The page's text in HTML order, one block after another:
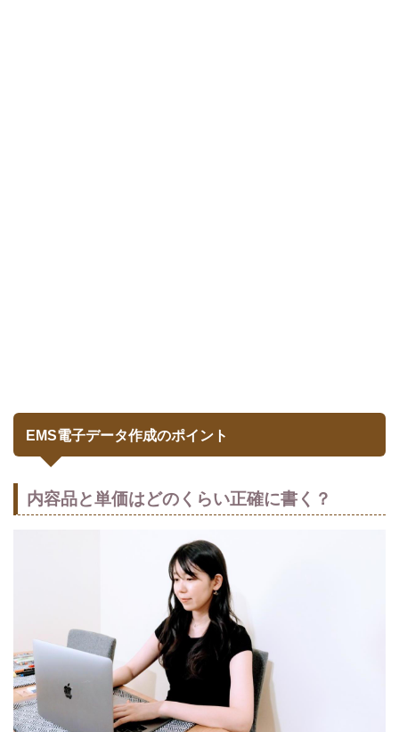
EMS電子データ作成のポイント
内容品と単価はどのくらい正確に書く？